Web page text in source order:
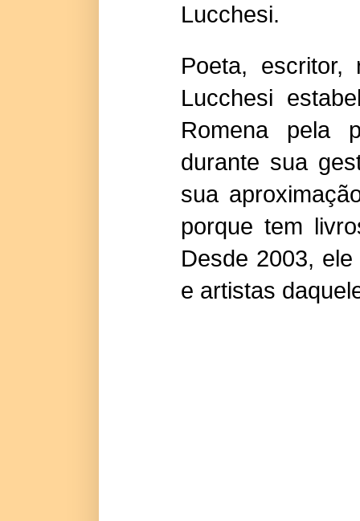
Lucchesi.
Poeta, escritor,
Lucchesi
Romena pela
durante sua
sua
porque tem
Desde 2003,
e artistas